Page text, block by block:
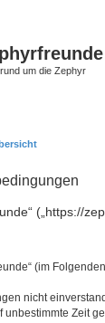
um die Zephyr
(„https://
(im
nicht
unbestimmte Zeit